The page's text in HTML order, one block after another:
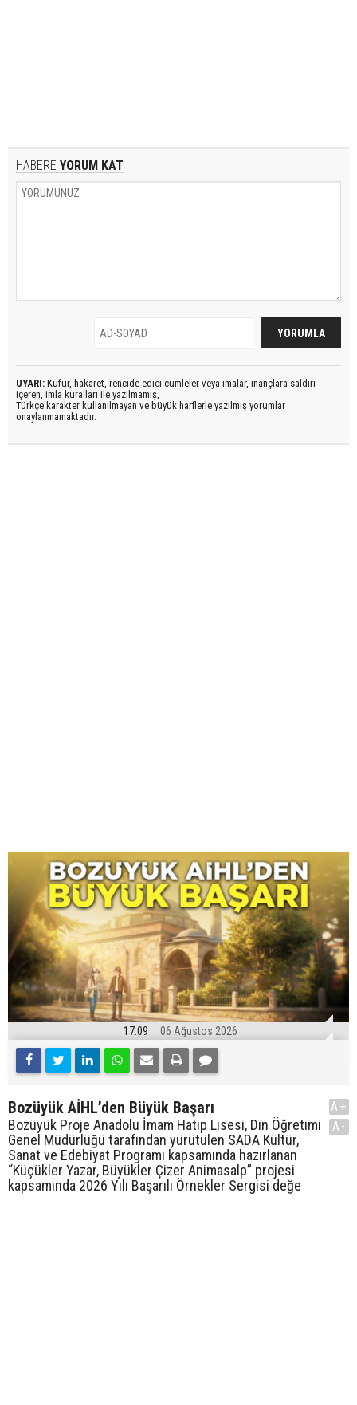
HABERE YORUM KAT
UYARI: Küfür, hakaret, rencide edici cümleler veya imalar, inançlara saldırı
içeren, imla kuralları ile yazılmamış,
Türkçe karakter kullanılmayan ve büyük harflerle yazılmış yorumlar
onaylanmamaktadır.
17:09 06 Ağustos 2026
Bozüyük AİHL’den Büyük Başarı
Bozüyük Proje Anadolu İmam Hatip Lisesi, Din Öğretimi
Genel Müdürlüğü tarafından yürütülen SADA Kültür,
Sanat ve Edebiyat Programı kapsamında hazırlanan
“Küçükler Yazar, Büyükler Çizer Animasalp” projesi
kapsamında 2026 Yılı Başarılı Örnekler Sergisi değe
A+
A-